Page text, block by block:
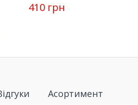
410 грн
Асортимент